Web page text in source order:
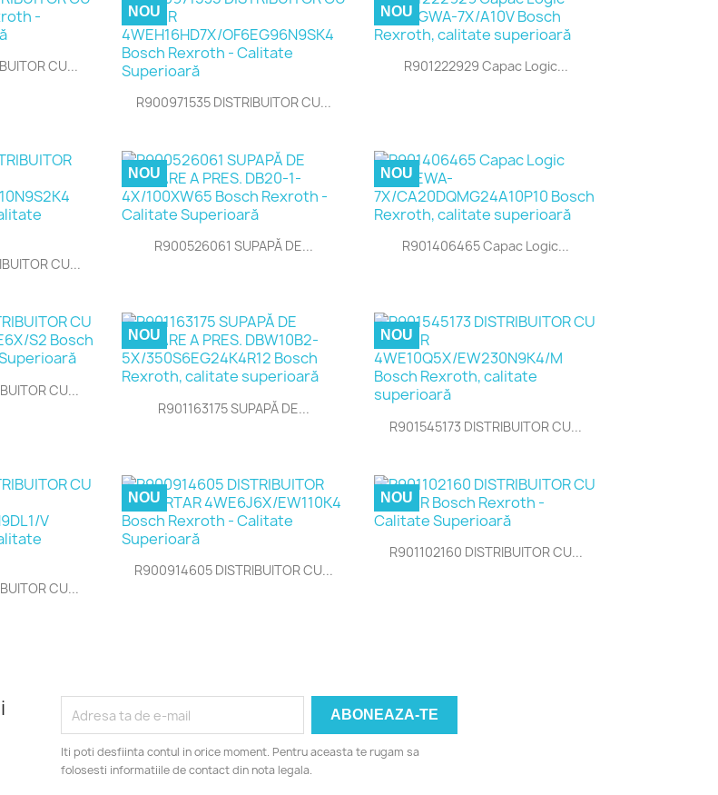
rapidaCU...
 Vizualizare rapida
R900971535 DISTRIBUITOR CU...
NOU
 Vizualizare rapida
R901222929 Capac Logic...
NOU
rapidaCU...
 Vizualizare rapida
R900526061 SUPAPĂ DE...
NOU
 Vizualizare rapida
R901406465 Capac Logic...
NOU
rapidaCU...
 Vizualizare rapida
R901163175 SUPAPĂ DE...
NOU
 Vizualizare rapida
R901545173 DISTRIBUITOR CU...
NOU
rapidaCU...
 Vizualizare rapida
R900914605 DISTRIBUITOR CU...
NOU
 Vizualizare rapida
R901102160 DISTRIBUITOR CU...
NOU
Iti poti desfiinta contul in orice moment. Pentru aceasta te rugam sa
folosesti informatiile de contact din nota legala.